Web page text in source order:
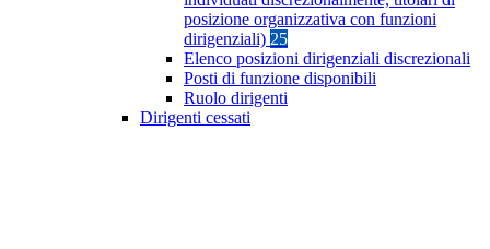
posizione organizzativa con funzioni
dirigenziali) 25
Elenco posizioni dirigenziali discrezionali
Posti di funzione disponibili
Ruolo dirigenti
Dirigenti cessati